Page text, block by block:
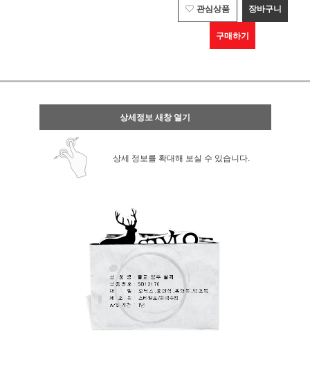
관심상품 장바구니
구매하기
상세정보 새창 열기
상세 정보를 확대해 보실 수 있습니다.